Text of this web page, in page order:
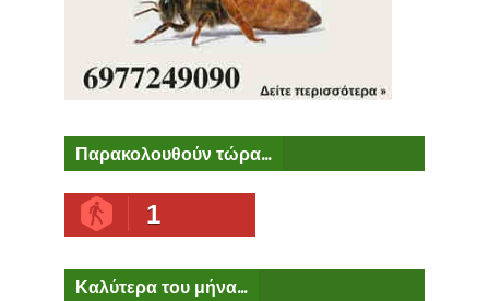
Παρακολουθούν τώρα...
1
Καλύτερα του μήνα...